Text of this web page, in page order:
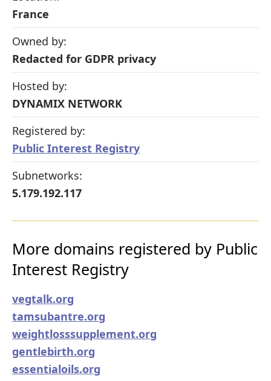
France
Owned by:
Redacted for GDPR privacy
Hosted by:
DYNAMIX NETWORK
Registered by:
Public Interest Registry
Subnetworks:
5.179.192.117
More domains registered by Public
Interest Registry
vegtalk.org
tamsubantre.org
weightlosssupplement.org
gentlebirth.org
essentialoils.org